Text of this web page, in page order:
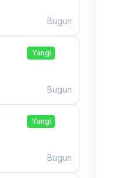
Bugun
Yangi
Bugun
Yangi
Bugun